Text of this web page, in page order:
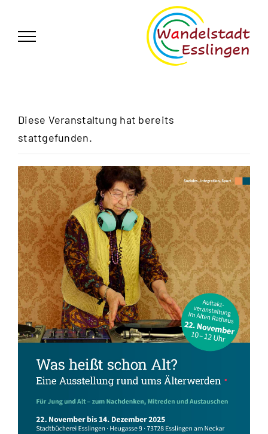
springen
Diese Veranstaltung hat bereits
stattgefunden.